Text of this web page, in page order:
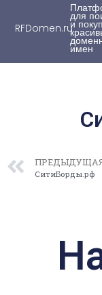
RFDomen.ru
для
и
имен
СитиБорды.рф